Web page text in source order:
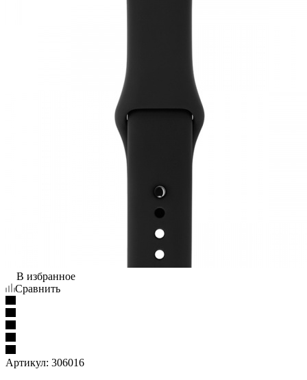
В избранное
Сравнить
Артикул: 306016